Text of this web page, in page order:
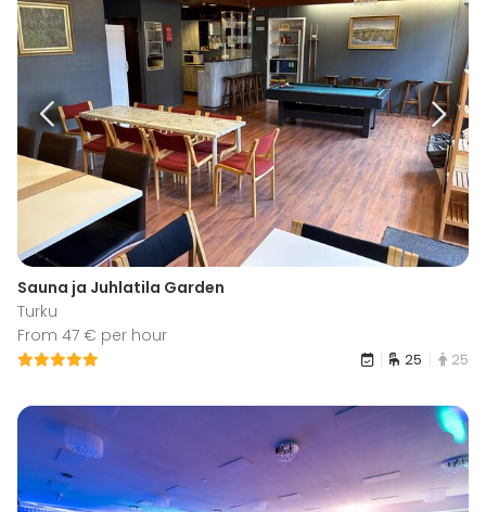
Sauna ja Juhlatila Garden
Turku
From 47 € per hour
25 25